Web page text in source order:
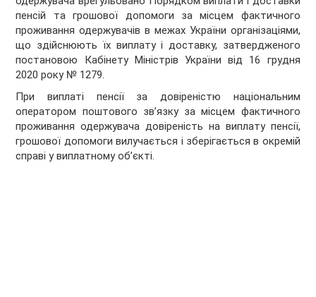
пенсій та грошової допомоги за місцем фактичного
проживання одержувачів в межах України організаціями,
що здійснюють їх виплату і доставку, затвердженого
постановою Кабінету Міністрів України від 16 грудня
2020 року № 1279.
При виплаті пенсії за довіреністю національним
оператором поштового зв’язку за місцем фактичного
проживання одержувача довіреність на виплату пенсії,
грошової допомоги вилучається і зберігається в окремій
справі у виплатному об’єкті.